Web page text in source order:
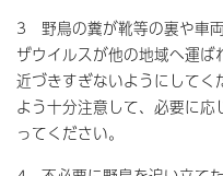
3 野鳥の糞が靴等の裏や車
ザウイルスが他の地域へ運
近づきすぎないようにして
よう十分注意して、必要に
ってください。